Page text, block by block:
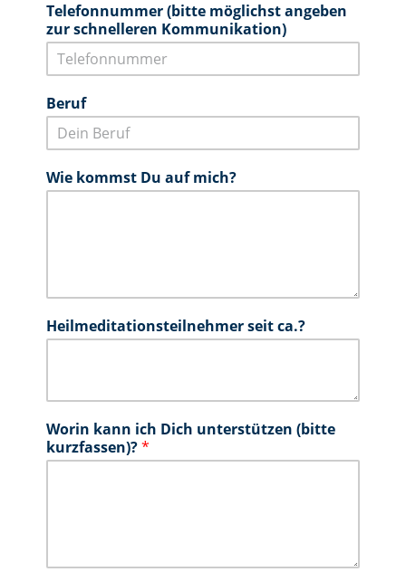
Telefonnummer (bitte möglichst angeben
zur schnelleren Kommunikation)
Beruf
Wie kommst Du auf mich?
Heilmeditationsteilnehmer seit ca.?
Worin kann ich Dich unterstützen (bitte
kurzfassen)?*